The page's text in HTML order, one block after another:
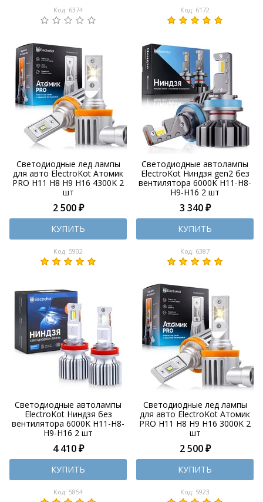
Код: 6374 Код: 6172
Светодиодные лед лампы
для авто ElectroKot Атомик
PRO H11 H8 H9 H16 4300K 2
шт
2 500 ₽
КУПИТЬ
Код: 5902
Светодиодные автолампы
ElectroKot Ниндзя gen2 без
вентилятора 6000K H11-H8-
H9-H16 2 шт
3 340 ₽
КУПИТЬ
Код: 6387
Светодиодные автолампы
ElectroKot Ниндзя без
вентилятора 6000K H11-H8-
H9-H16 2 шт
4 410 ₽
КУПИТЬ
Код: 5854
Светодиодные лед лампы
для авто ElectroKot Атомик
PRO H11 H8 H9 H16 3000K 2
шт
2 500 ₽
КУПИТЬ
Код: 5923